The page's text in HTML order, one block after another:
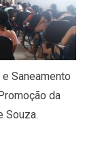
Saneamento
da
Souza.